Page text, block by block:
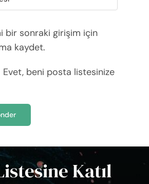
bir sonraki girişim için
kaydet.
Evet, beni posta listesinize
Katıl